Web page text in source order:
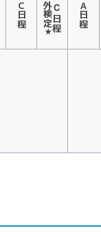
Ｃ日程 C日程
外検定
★
Ａ日程